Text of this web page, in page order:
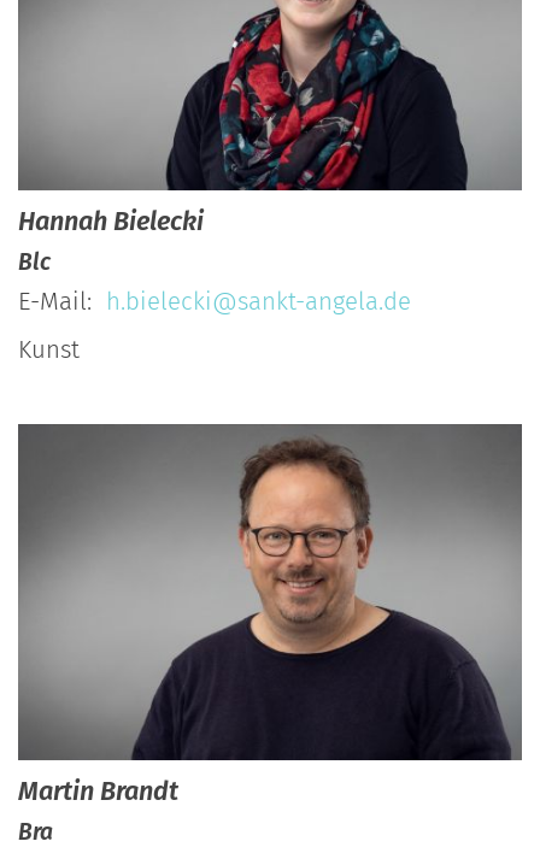
HannahBielecki
Blc
E-Mail:
h.bielecki@sankt-angela.de
Kunst
MartinBrandt
Bra